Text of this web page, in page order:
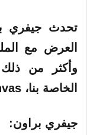
تحدث جيفري
العرض مع
وأكثر من ذلك
الخاصة بنا، Canvas.
جيفري براون: